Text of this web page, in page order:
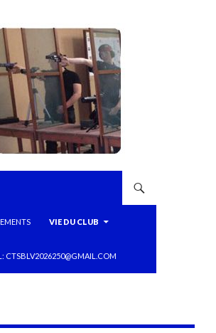
VIE DU CLUB
CTSBLV2026250@GMAIL.COM